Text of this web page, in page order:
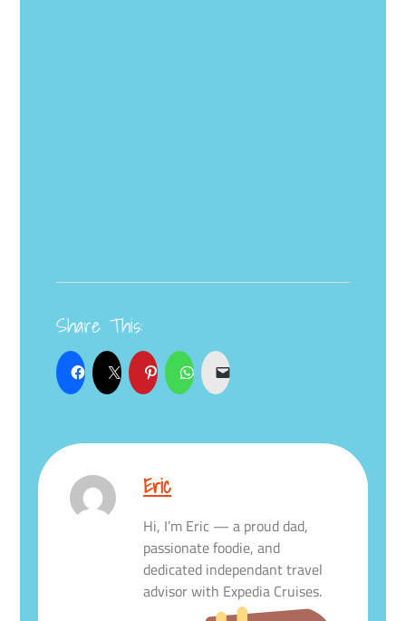
Share This:
Eric
Hi, I’m Eric — a proud dad,
passionate foodie, and
dedicated independant travel
advisor with Expedia Cruises.